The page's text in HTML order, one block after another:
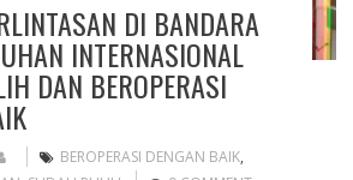
DI BANDARA
INTERNASIONAL
DAN BEROPERASI
BEROPERASI DENGAN BAIK,